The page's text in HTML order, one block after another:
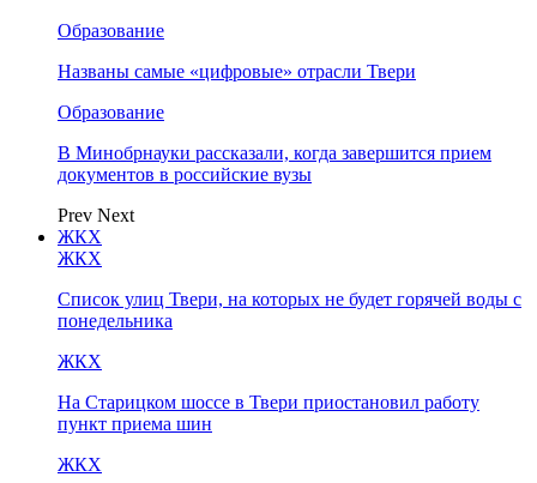
Образование
Названы самые «цифровые» отрасли Твери
Образование
В Минобрнауки рассказали, когда завершится прием
документов в российские вузы
Prev Next
ЖКХ
ЖКХ
Список улиц Твери, на которых не будет горячей воды с
понедельника
ЖКХ
На Старицком шоссе в Твери приостановил работу
пункт приема шин
ЖКХ